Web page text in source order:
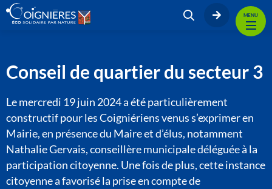
MENU
Conseil de quartier du secteur 3
Le mercredi 19 juin 2024 a été particulièrement
constructif pour les Coigniériens venus s’exprimer en
Mairie, en présence du Maire et d’élus, notamment
Nathalie Gervais, conseillère municipale déléguée à la
participation citoyenne. Une fois de plus, cette instance
citoyenne a favorisé la prise en compte de